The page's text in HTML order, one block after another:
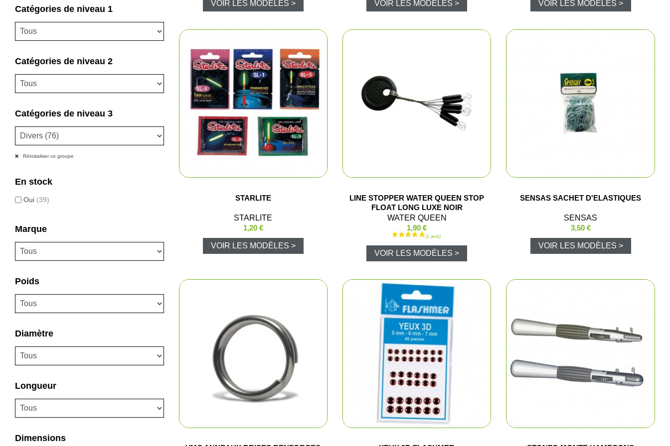
Caméra de chasse et surveillance
Chasse du gibier d'eau
Chasse de la palombe / pigeon ramier
Panneaux de signalisation
Vision nocturne
Lunettes de chasse et tir
Viseurs points rouges
Montages optiques
Jumelles de chasse
Télémètres
Télescopes
Catégories de niveau 1
Catégories de niveau 2
Catégories de niveau 3
Réinitialiser ce groupe
En stock
Oui (39)
Marque
Poids
Diamètre
Longueur
Dimensions
VOIR LES MODÈLES > VOIR LES MODÈLES > VOIR LES MODÈLES >
STARLITE
STARLITE
1,20 €
VOIR LES MODÈLES >
LINE STOPPER WATER QUEEN STOP
FLOAT LONG LUXE NOIR
WATER QUEEN
1,90 €
VOIR LES MODÈLES >
SENSAS SACHET D'ELASTIQUES
SENSAS
3,50 €
VOIR LES MODÈLES >